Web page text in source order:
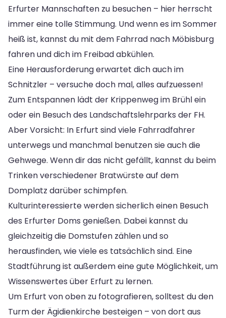
Erfurter Mannschaften zu besuchen – hier herrscht
immer eine tolle Stimmung. Und wenn es im Sommer
heiß ist, kannst du mit dem Fahrrad nach Möbisburg
fahren und dich im Freibad abkühlen.
Eine Herausforderung erwartet dich auch im
Schnitzler – versuche doch mal, alles aufzuessen!
Zum Entspannen lädt der Krippenweg im Brühl ein
oder ein Besuch des Landschaftslehrparks der FH.
Aber Vorsicht: In Erfurt sind viele Fahrradfahrer
unterwegs und manchmal benutzen sie auch die
Gehwege. Wenn dir das nicht gefällt, kannst du beim
Trinken verschiedener Bratwürste auf dem
Domplatz darüber schimpfen.
Kulturinteressierte werden sicherlich einen Besuch
des Erfurter Doms genießen. Dabei kannst du
gleichzeitig die Domstufen zählen und so
herausfinden, wie viele es tatsächlich sind. Eine
Stadtführung ist außerdem eine gute Möglichkeit, um
Wissenswertes über Erfurt zu lernen.
Um Erfurt von oben zu fotografieren, solltest du den
Turm der Ägidienkirche besteigen – von dort aus